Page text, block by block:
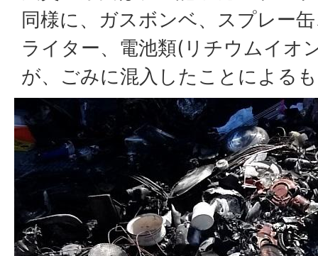
同様に、ガスボンベ、スプレー
ライター、電池類(リチウムイオ
が、ごみに混入したことによる